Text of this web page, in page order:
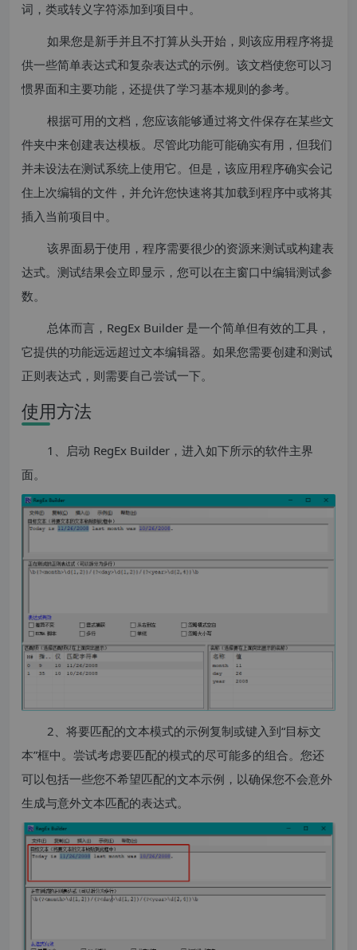
词，类或转义字符添加到项目中。
如果您是新手并且不打算从头开始，则该应用程序将提
供一些简单表达式和复杂表达式的示例。该文档使您可以习
惯界面和主要功能，还提供了学习基本规则的参考。
根据可用的文档，您应该能够通过将文件保存在某些文
件夹中来创建表达模板。尽管此功能可能确实有用，但我们
并未设法在测试系统上使用它。但是，该应用程序确实会记
住上次编辑的文件，并允许您快速将其加载到程序中或将其
插入当前项目中。
该界面易于使用，程序需要很少的资源来测试或构建表
达式。测试结果会立即显示，您可以在主窗口中编辑测试参
数。
总体而言，RegEx Builder 是一个简单但有效的工具，
它提供的功能远远超过文本编辑器。如果您需要创建和测试
正则表达式，则需要自己尝试一下。
使用方法
1、启动 RegEx Builder，进入如下所示的软件主界
面。
2、将要匹配的文本模式的示例复制或键入到“目标文
本”框中。尝试考虑要匹配的模式的尽可能多的组合。您还
可以包括一些您不希望匹配的文本示例，以确保您不会意外
生成与意外文本匹配的表达式。